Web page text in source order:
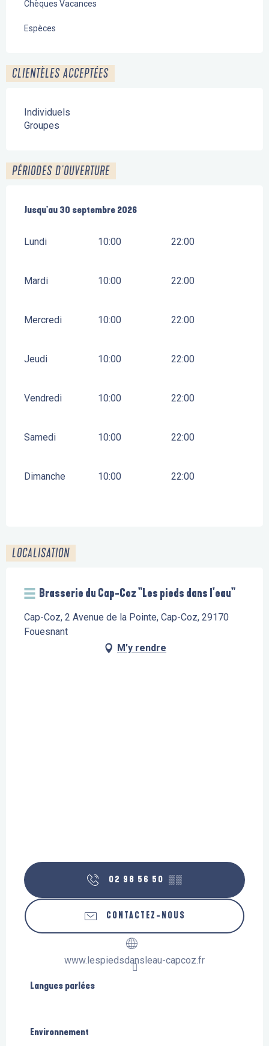
Chèques Vacances
Espèces
CLIENTÈLES ACCEPTÉES
Individuels
Groupes
PÉRIODES D'OUVERTURE
Du1 avril 2026au30 septembre 2026
Jusqu'au 30 septembre 2026
Lundi 10:00 22:00
Mardi 10:00 22:00
Mercredi 10:00 22:00
Jeudi 10:00 22:00
Vendredi 10:00 22:00
Samedi 10:00 22:00
Dimanche 10:00 22:00
LOCALISATION
Brasserie du Cap-Coz "Les pieds dans l'eau"
Cap-Coz, 2 Avenue de la Pointe, Cap-Coz, 29170
Fouesnant
M'y rendre
02 98 56 50 ▒▒
CONTACTEZ-NOUS
www.lespiedsdansleau-capcoz.fr
Langues parlées
Langues parlées
Environnement
Environnement